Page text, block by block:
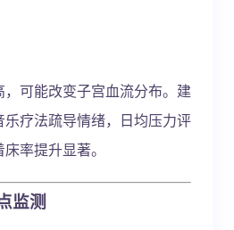
可能改变子宫血流分布。建
疗法疏导情绪，日均压力评
率提升显著。
监测